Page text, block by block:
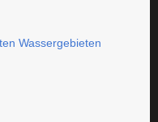
Wassergebieten